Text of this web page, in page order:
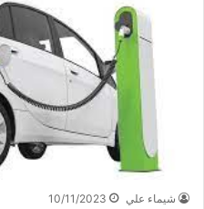
شيماء علي 10/11/2023